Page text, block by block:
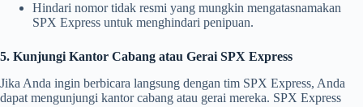
Hindari nomor tidak resmi yang mungkin mengatasnamakan
SPX Express untuk menghindari penipuan.
5. Kunjungi Kantor Cabang atau Gerai SPX Express
Jika Anda ingin berbicara langsung dengan tim SPX Express, Anda
dapat mengunjungi kantor cabang atau gerai mereka. SPX Express